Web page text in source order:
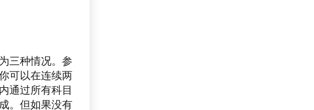
三种情况。参
可以在连续两
通过所有科目
。但如果没有